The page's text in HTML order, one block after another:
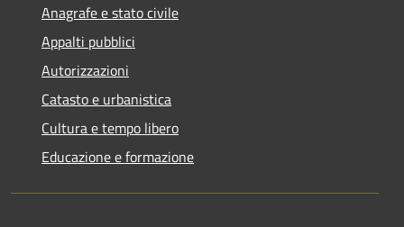
Anagrafe e stato civile
Appalti pubblici
Autorizzazioni
Catasto e urbanistica
Cultura e tempo libero
Educazione e formazione